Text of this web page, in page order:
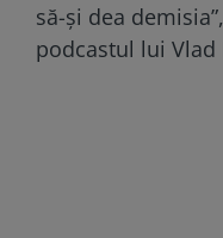
să-și dea
podcastul lui Vlad